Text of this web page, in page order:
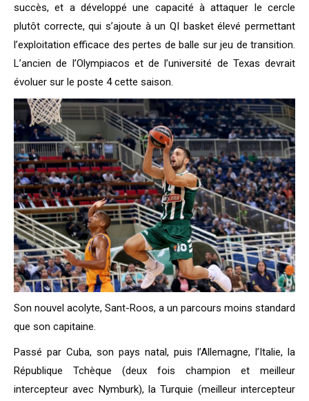
succès, et a développé une capacité à attaquer le cercle
plutôt correcte, qui s’ajoute à un QI basket élevé permettant
l’exploitation efficace des pertes de balle sur jeu de transition.
L’ancien de l’Olympiacos et de l’université de Texas devrait
évoluer sur le poste 4 cette saison.
Son nouvel acolyte, Sant-Roos, a un parcours moins standard
que son capitaine.
Passé par Cuba, son pays natal, puis l’Allemagne, l’Italie, la
République Tchèque (deux fois champion et meilleur
intercepteur avec Nymburk), la Turquie (meilleur intercepteur